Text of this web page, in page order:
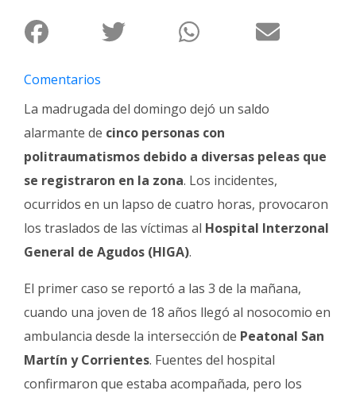
Policiales
de
Familia
Clasificados
Fúnebres
Comentarios
La madrugada del domingo dejó un saldo
alarmante de cinco personas con
politraumatismos debido a diversas peleas que
se registraron en la zona. Los incidentes,
ocurridos en un lapso de cuatro horas, provocaron
los traslados de las víctimas al Hospital Interzonal
General de Agudos (HIGA).
El primer caso se reportó a las 3 de la mañana,
cuando una joven de 18 años llegó al nosocomio en
ambulancia desde la intersección de Peatonal San
Martín y Corrientes. Fuentes del hospital
confirmaron que estaba acompañada, pero los